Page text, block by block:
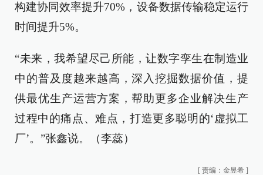
构建协同效率提升70%，设备数据传输稳定运行
时间提升5%。
“未来，我希望尽己所能，让数字孪生在制造业
中的普及度越来越高，深入挖掘数据价值，提
供最优生产运营方案，帮助更多企业解决生产
过程中的痛点、难点，打造更多聪明的‘虚拟工
厂’。”张鑫说。（李蕊）
[ 责编：金昱希 ]